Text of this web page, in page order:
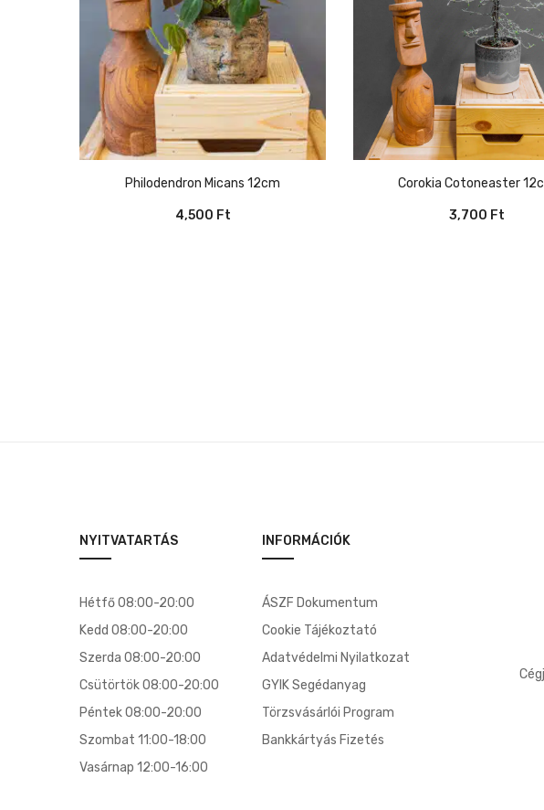
Philodendron Micans 12cm
4,500 Ft
Corokia Cotoneaster
3,700 Ft
NYITVATARTÁS
Hétfő 08:00-20:00
Kedd 08:00-20:00
Szerda 08:00-20:00
Csütörtök 08:00-20:00
Péntek 08:00-20:00
Szombat 11:00-18:00
Vasárnap 12:00-16:00
INFORMÁCIÓK
ÁSZF Dokumentum
Cookie Tájékoztató
Adatvédelmi Nyilatkozat
GYIK Segédanyag
Törzsvásárlói Program
Bankkártyás Fizetés